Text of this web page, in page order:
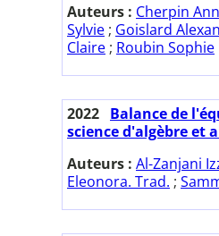
Auteurs : Cherpin
Sylvie ; Goislard
Claire ; Roubin Sophie
2022 Balance de
science d'algèbre et
Auteurs : Al-Zanjani
Eleonora. Trad. ;